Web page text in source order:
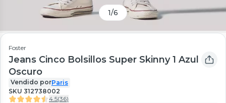
1/6
Foster
Jeans Cinco Bolsillos Super Skinny 1 Azul
Oscuro
Vendido porParis
SKU 312738002
4.5(36)